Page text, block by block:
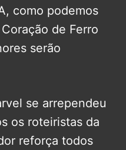
como podemos
de Ferro
serão
se arrependeu
os roteiristas da
reforça todos